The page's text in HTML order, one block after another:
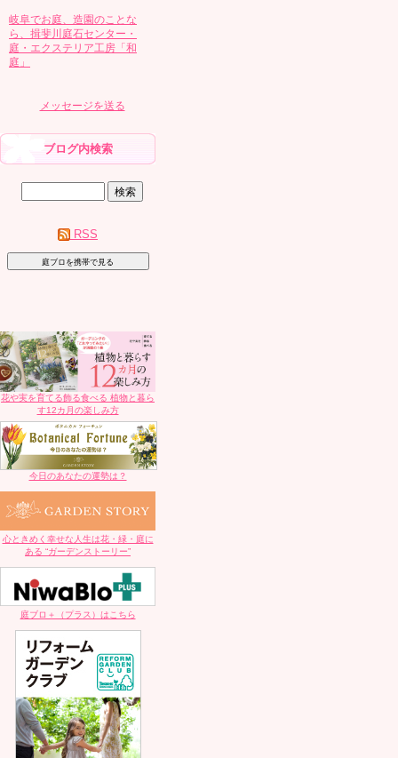
岐阜でお庭、造園のことな
ら、揖斐川庭石センター・
庭・エクステリア工房「和
庭」
メッセージを送る
ブログ内検索
RSS
花や実を育てる飾る食べる 植物と暮ら
す12カ月の楽しみ方
今日のあなたの運勢は？
心ときめく幸せな人生は花・緑・庭に
ある “ガーデンストーリー”
庭ブロ＋（プラス）はこちら